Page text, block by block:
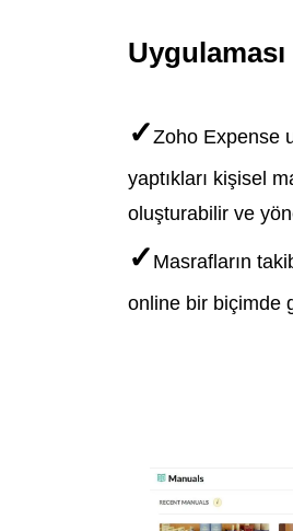
Uygulaması
✓Zoho Expense
yaptıkları kişisel
oluşturabilir ve
✓ Masrafların
online bir biçimde